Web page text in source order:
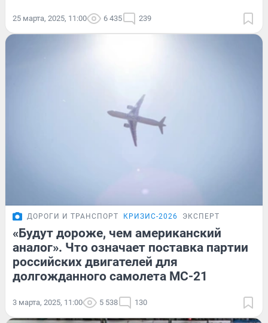
25 марта, 2025, 11:00 6 435 239
ДОРОГИ И ТРАНСПОРТ КРИЗИС-2026 ЭКСПЕРТ
«Будут дороже, чем американский
аналог». Что означает поставка партии
российских двигателей для
долгожданного самолета МС-21
3 марта, 2025, 11:00 5 538 130